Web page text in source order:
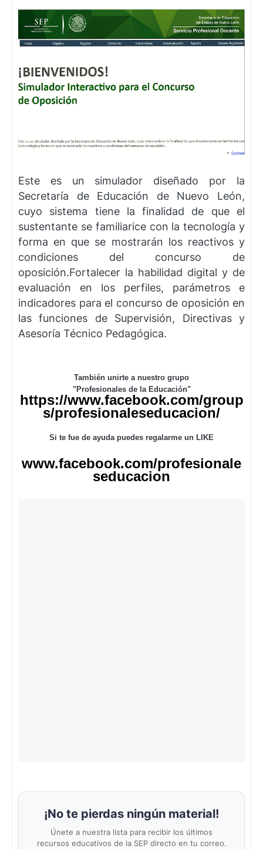
Este es un simulador diseñado por la
Secretaría de Educación de Nuevo León,
cuyo sistema tiene la finalidad de que el
sustentante se familiarice con la tecnología y
forma en que se mostrarán los reactivos y
condiciones del concurso de
oposición.Fortalecer la habilidad digital y de
evaluación en los perfiles, parámetros e
indicadores para el concurso de oposición en
las funciones de Supervisión, Directivas y
Asesoría Técnico Pedagógica.
También unirte a nuestro grupo
"Profesionales de la Educación"
https://www.facebook.com/group
s/profesionaleseducacion/
Si te fue de ayuda puedes regalarme un LIKE
www.facebook.com/profesionale
seducacion
¡No te pierdas ningún material!
Únete a nuestra lista para recibir los últimos
recursos educativos de la SEP directo en tu correo.